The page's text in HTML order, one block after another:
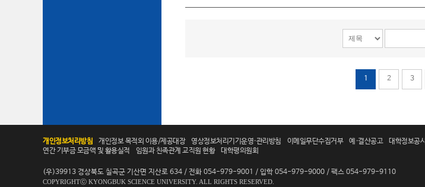
1 2 3
개인정보처리방침 개인정보 목적외 이용/제공대장 영상정보처리기기운영·관리방침 이메일무단수집거부 예·결산공고 대학정보공시
연간 기부금 모금액 및 활용실적
임원과 친족관계 교직원 현황 대학평의원회
(우)39913 경상북도 칠곡군 기산면 지산로 634 / 전화 054-979-9001 / 입학 054-979-9000 / 팩스 054-979-9110
COPYRIGHTⓒ KYONGBUK SCIENCE UNIVERSITY. ALL RIGHTS RESERVED.